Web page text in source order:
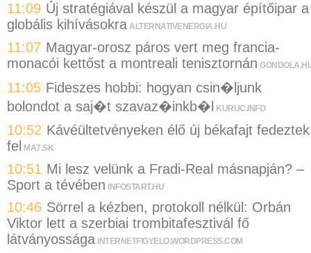
11:09 Új stratégiával készül a magyar építőipar a
globális kihívásokra ALTERNATIVENERGIA.HU
11:07 Magyar-orosz páros vert meg francia-
monacói kettőst a montreali tenisztornán
11:05 Fideszes hobbi: hogyan csin�ljunk
bolondot a saj�t szavaz�inkb�l
KURUC.INFO
10:52 Kávéültetvényeken élő új békafajt fedeztek
fel
MA7.SK
10:51 Mi lesz velünk a Fradi-Real másnapján? –
Sport a tévében INFOSTART.HU
10:46 Sörrel a kézben, protokoll nélkül: Orbán
Viktor lett a szerbiai trombitafesztivál fő
látványossága INTERNETFIGYELO.WORDPRESS.COM